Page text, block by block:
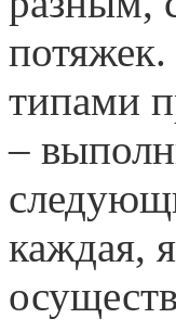
типами
–
каждая,